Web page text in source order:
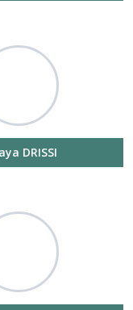
DRISSI